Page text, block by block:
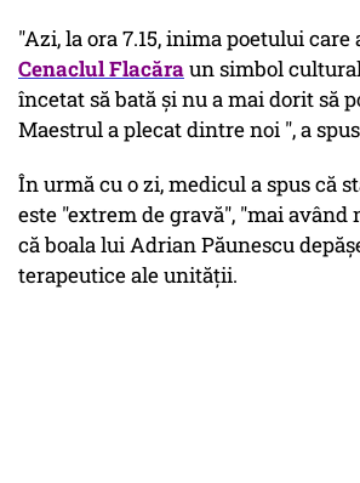
"Azi, la ora 7.15, inima poetului
Cenaclul Flacăraun simbol
încetat să bată şi nu a mai dorit să
Maestrul a plecat dintre noi ", a
În urmă cu o zi, medicul a spus că
este "extrem de gravă", "mai având
că boala lui Adrian Păunescu
terapeutice ale unităţii.